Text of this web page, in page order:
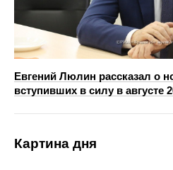
Евгений Люлин рассказал о
вступивших в силу в августе
Картина дня